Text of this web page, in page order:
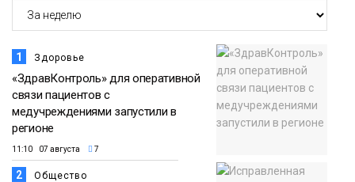
1 Здоровье
«ЗдравКонтроль» для оперативной
связи пациентов с
медучреждениями запустили в
регионе
11:10 07 августа 7
2 Общество